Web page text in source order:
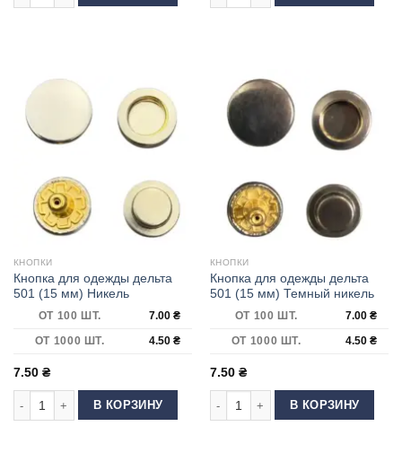
КНОПКИ
Кнопка для одежды дельта
501 (15 мм) Никель
ОТ 100 ШТ. 7.00 ₴
ОТ 1000 ШТ.
4.50 ₴
7.50 ₴
Количество товара Кнопка для одежды дельта 501 (15 мм) Никель
В КОРЗИНУ
КНОПКИ
Кнопка для одежды дельта
501 (15 мм) Темный никель
ОТ 100 ШТ. 7.00 ₴
ОТ 1000 ШТ.
4.50 ₴
7.50 ₴
Количество товара Кнопка для
В КОРЗИНУ